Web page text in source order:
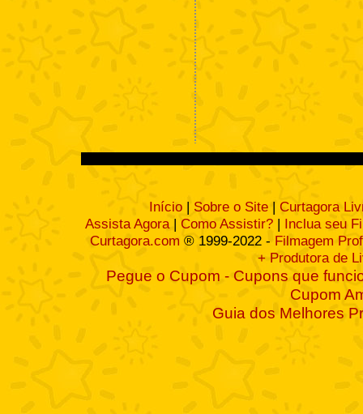
Início | Sobre o Site | Curtagora
Assista Agora| Como Assistir? | Inclua seu
Curtagora.com ® 1999-2022 - Filmagem
+ Produtora de
Pegue o Cupom - Cupons que
Cupom
Guia dos Melhores